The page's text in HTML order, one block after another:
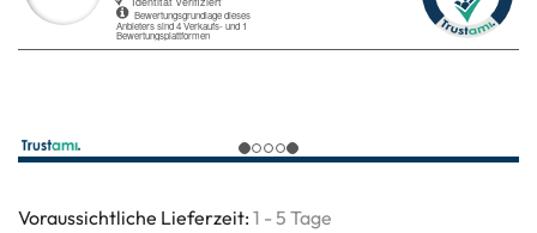
Voraussichtliche Lieferzeit: 1 - 5 Tage